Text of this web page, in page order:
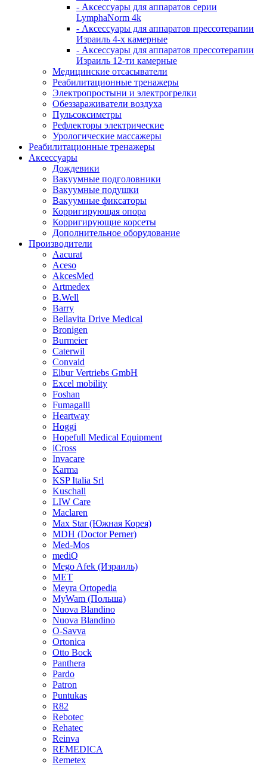
- Аксессуары для аппаратов серии
LymphaNorm 4k
- Аксессуары для аппаратов прессотерапии
Израиль 4-х камерные
- Аксессуары для аппаратов прессотерапии
Израиль 12-ти камерные
Медицинские отсасыватели
Реабилитационные тренажеры
Электропростыни и электрогрелки
Обеззараживатели воздуха
Пульсоксиметры
Рефлекторы электрические
Урологические массажеры
Реабилитационные тренажеры
Аксессуары
Дождевики
Вакуумные подголовники
Вакуумные подушки
Вакуумные фиксаторы
Корригирующая опора
Корригирующие корсеты
Дополнительное оборудование
Производители
Aacurat
Aceso
AkcesMed
Artmedex
B.Well
Barry
Bellavita Drive Medical
Bronigen
Burmeier
Caterwil
Convaid
Elbur Vertriebs GmbH
Excel mobility
Foshan
Fumagalli
Heartway
Hoggi
Hopefull Medical Equipment
iCross
Invacare
Karma
KSP Italia Srl
Kuschall
LIW Care
Maclaren
Max Star (Южная Корея)
MDH (Doctor Perner)
Med-Mos
mediQ
Mego Afek (Израиль)
MET
Meyra Ortopedia
MyWam (Польша)
Nuova Blandino
Nuova Blandino
O-Savva
Ortonica
Otto Bock
Panthera
Pardo
Patron
Puntukas
R82
Rebotec
Rehatec
Reinva
REMEDICA
Remetex